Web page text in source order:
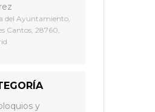
del Ayuntamiento,
Cantos, 28760,
y